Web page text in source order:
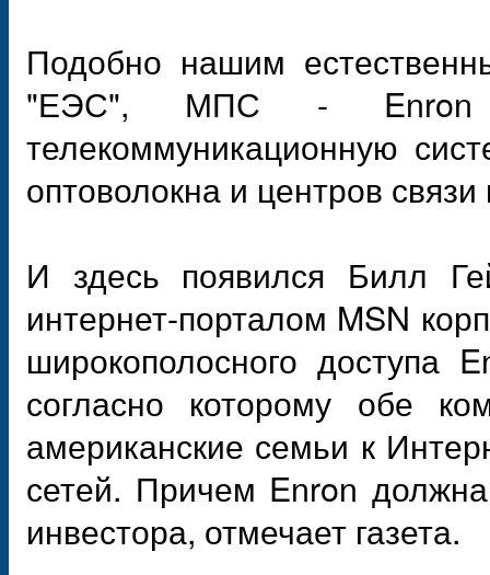
Подобно нашим
"ЕЭС", МПС - Enron
телекоммуникационную
оптоволокна и центров
И здесь появился Билл
интернет-порталом MSN
широкополосного доступа
согласно которому обе
американские семьи к
сетей. Причем Enron
инвестора, отмечает газета.